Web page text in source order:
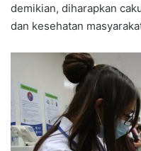
demikian, diharapkan
dan kesehatan